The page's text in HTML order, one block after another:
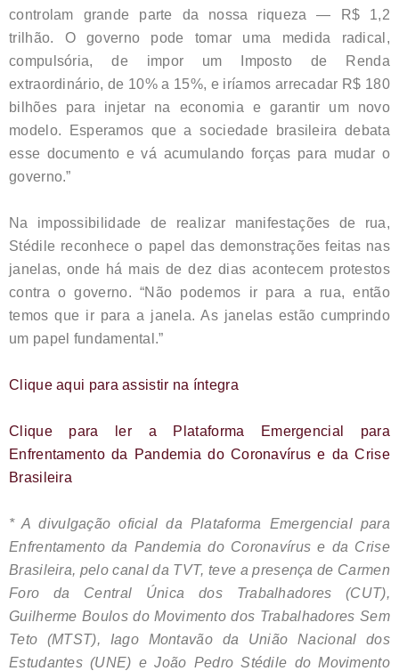
controlam grande parte da nossa riqueza — R$ 1,2
trilhão. O governo pode tomar uma medida radical,
compulsória, de impor um Imposto de Renda
extraordinário, de 10% a 15%, e iríamos arrecadar R$ 180
bilhões para injetar na economia e garantir um novo
modelo. Esperamos que a sociedade brasileira debata
esse documento e vá acumulando forças para mudar o
governo.”
Na impossibilidade de realizar manifestações de rua,
Stédile reconhece o papel das demonstrações feitas nas
janelas, onde há mais de dez dias acontecem protestos
contra o governo. “Não podemos ir para a rua, então
temos que ir para a janela. As janelas estão cumprindo
um papel fundamental.”
Clique aqui para assistir na íntegra
Clique para ler a Plataforma Emergencial para
Enfrentamento da Pandemia do Coronavírus e da Crise
Brasileira
* A divulgação oficial da Plataforma Emergencial para
Enfrentamento da Pandemia do Coronavírus e da Crise
Brasileira, pelo canal da TVT, teve a presença de Carmen
Foro da Central Única dos Trabalhadores (CUT),
Guilherme Boulos do Movimento dos Trabalhadores Sem
Teto (MTST), Iago Montavão da União Nacional dos
Estudantes (UNE) e João Pedro Stédile do Movimento